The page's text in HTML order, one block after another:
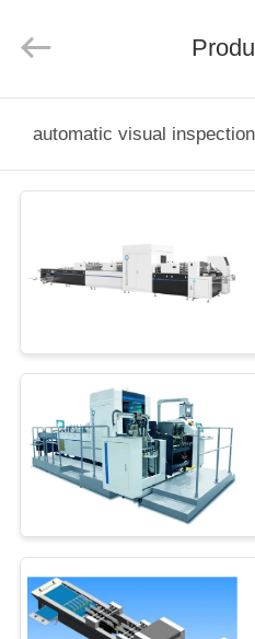
PRODUCTOS
SOBRE
NOSOTROS
VIAJE
LA
FÁBRICA
CONTROL
DE
CALIDAD
Technology
Co.,Ltd.
Reserved.
automatic visual